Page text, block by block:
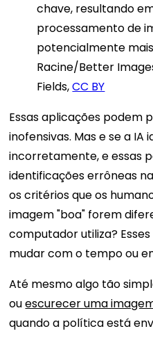
chave, resultando
processamento de
potencialmente
Racine/Better
Fields,CC BY
Essas aplicações
inofensivas. Mas e se a
incorretamente, e essas
identificações errôneas
os critérios que os
imagem "boa" forem
computador utiliza?
mudar com o tempo ou
Até mesmo algo tão
ouescurecer uma
quando a política está